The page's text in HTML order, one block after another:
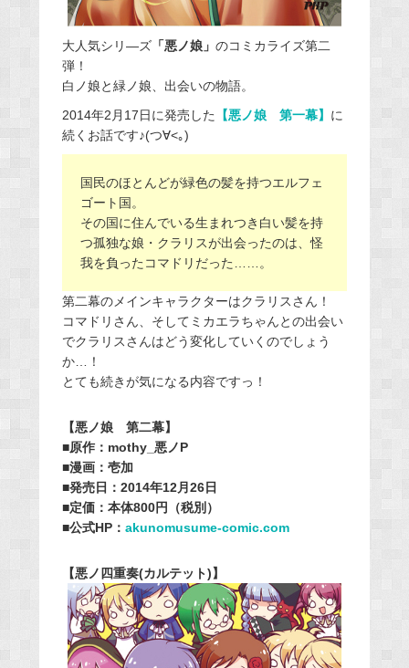
大人気シリ―ズ「悪ノ娘」 のコミカライズ第二
弾！
白ノ娘と緑ノ娘、出会いの物語。
2014年2月17日に発売した 【悪ノ娘 第一幕】 に
続くお話です♪(つ∀<｡)
国民のほとんどが緑色の髪を持つエルフェ
ゴート国。
その国に住んでいる生まれつき白い髪を持
つ孤独な娘・クラリスが出会ったのは、怪
我を負ったコマドリだった……。
第二幕のメインキャラクターはクラリスさん！
コマドリさん、そしてミカエラちゃんとの出会い
でクラリスさんはどう変化していくのでしょう
か…！
とても続きが気になる内容ですっ！
【悪ノ娘 第二幕】
■原作：mothy_悪ノP
■漫画：壱加
■発売日：2014年12月26日
■定価：本体800円（税別）
■公式HP： akunomusume-comic.com
【悪ノ四重奏(カルテット)】